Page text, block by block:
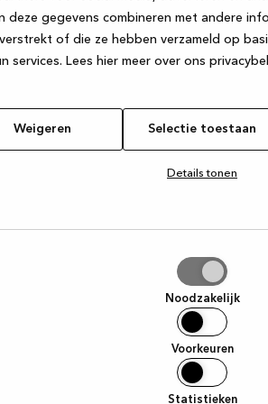
deze gegevens combineren met andere
of die ze hebben verzameld op
services. Lees hier meer over ons
Weigeren Selectie toestaan
Details tonen
Noodzakelijk
Voorkeuren
Statistieken
has occurred while loading